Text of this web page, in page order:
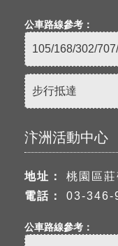
公車路線參考：
105/168/302/
步行抵達
汴洲活動中心
地址：
桃園區
電話：
03-346-
公車路線參考：